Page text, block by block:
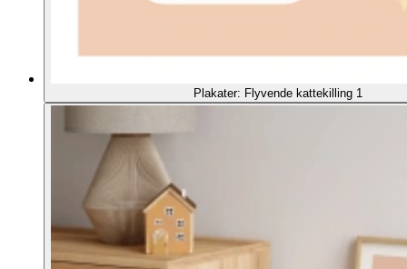
Plakater: Flyvende kattekilling 1